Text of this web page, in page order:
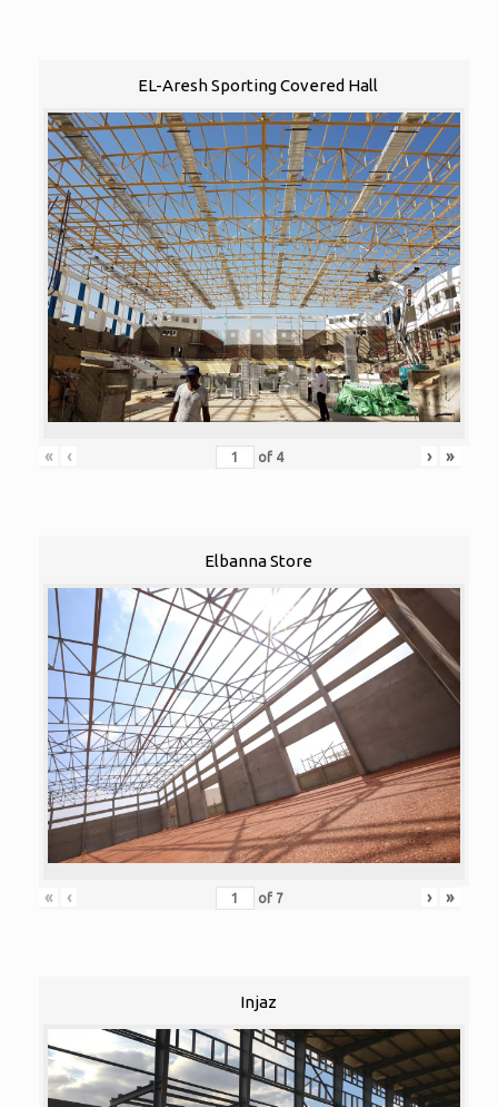
EL-Aresh Sporting Covered Hall
« ‹ of 4 › »
Elbanna Store
« ‹ of 7 › »
Injaz